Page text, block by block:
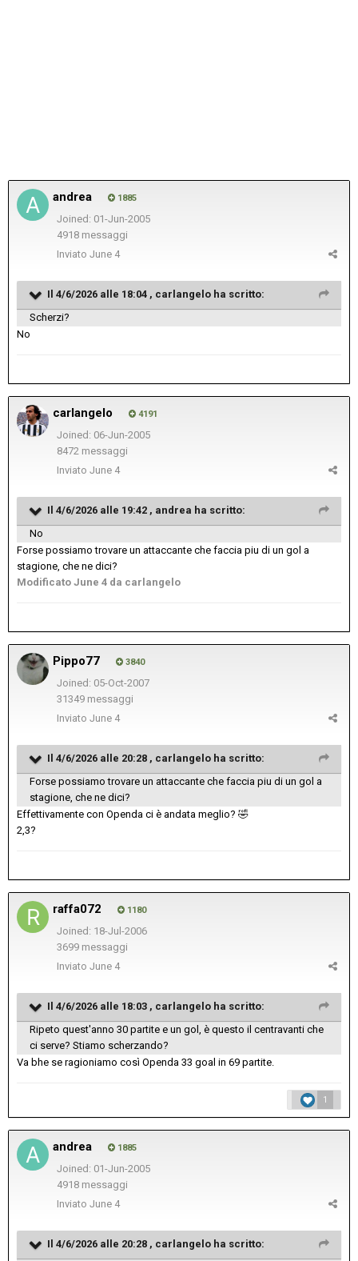
andrea 1885
Joined: 01-Jun-2005
4918 messaggi
Inviato June 4
Il 4/6/2026 alle 18:04 , carlangelo ha scritto:
Scherzi?
No
carlangelo 4191
Joined: 06-Jun-2005
8472 messaggi
Inviato June 4
Il 4/6/2026 alle 19:42 , andrea ha scritto:
No
Forse possiamo trovare un attaccante che faccia piu di un gol a
stagione, che ne dici?
Modificato June 4 da carlangelo
Pippo77 3840
Joined: 05-Oct-2007
31349 messaggi
Inviato June 4
Il 4/6/2026 alle 20:28 , carlangelo ha scritto:
Forse possiamo trovare un attaccante che faccia piu di un gol a
stagione, che ne dici?
Effettivamente con Openda ci è andata meglio? 🤣
2,3?
raffa072 1180
Joined: 18-Jul-2006
3699 messaggi
Inviato June 4
Il 4/6/2026 alle 18:03 , carlangelo ha scritto:
Ripeto quest'anno 30 partite e un gol, è questo il centravanti che
ci serve? Stiamo scherzando?
Va bhe se ragioniamo così Openda 33 goal in 69 partite.
1
andrea 1885
Joined: 01-Jun-2005
4918 messaggi
Inviato June 4
Il 4/6/2026 alle 20:28 , carlangelo ha scritto: